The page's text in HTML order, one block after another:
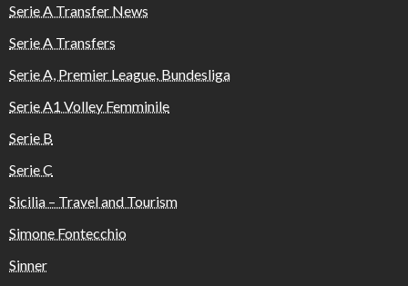
Serie A Transfer News
Serie A Transfers
Serie A, Premier League, Bundesliga
Serie A1 Volley Femminile
Serie B
Serie C
Sicilia – Travel and Tourism
Simone Fontecchio
Sinner